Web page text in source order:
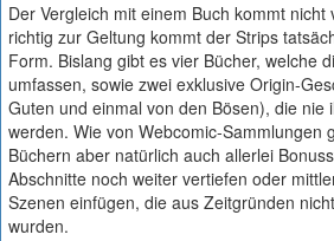
Der Vergleich mit einem Buch kommt nicht
richtig zur Geltung kommt der Strips
Form. Bislang gibt es vier Bücher, welche
umfassen, sowie zwei exklusive Origin-
Guten und einmal von den Bösen), die nie
werden. Wie von Webcomic-Sammlungen
Büchern aber natürlich auch allerlei
Abschnitte noch weiter vertiefen oder
Szenen einfügen, die aus Zeitgründen
wurden.